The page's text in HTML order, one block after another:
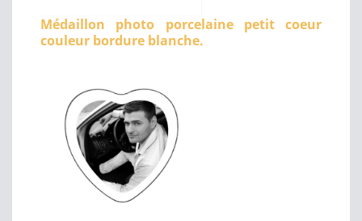
Médaillon photo porcelaine petit coeur
couleur bordure blanche.